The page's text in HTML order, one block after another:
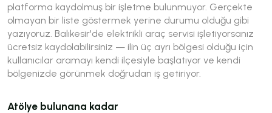
platforma kaydolmuş bir işletme bulunmuyor. Gerçekte
olmayan bir liste göstermek yerine durumu olduğu gibi
yazıyoruz. Balıkesir'de elektrikli araç servisi işletiyorsanız
ücretsiz kaydolabilirsiniz — ilin üç ayrı bölgesi olduğu için
kullanıcılar aramayı kendi ilçesiyle başlatıyor ve kendi
bölgenizde görünmek doğrudan iş getiriyor.
Atölye bulunana kadar